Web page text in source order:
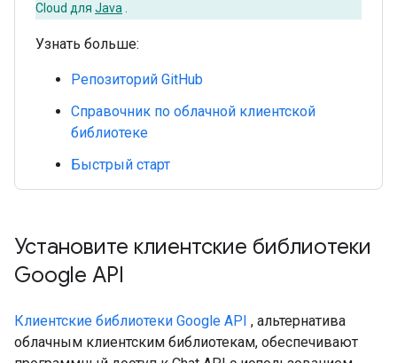
Cloud для Java
Узнать больше:
Репозиторий GitHub
Справочник по облачной клиентской
библиотеке
Быстрый старт
Установите клиентские библиотеки
Google API
Клиентские библиотеки Google API , альтернатива
облачным клиентским библиотекам, обеспечивают